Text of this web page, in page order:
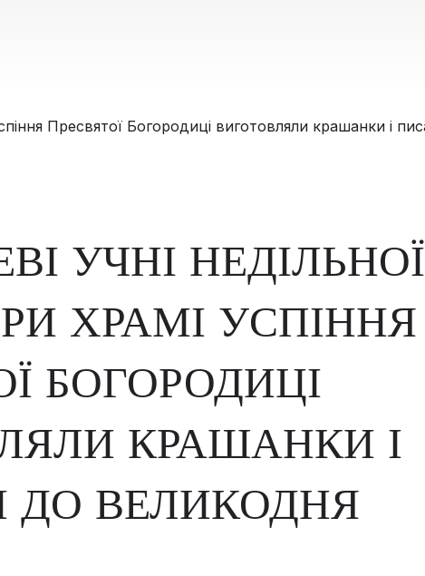
УЧНІ НЕДІЛЬНОЇ
ХРАМІ УСПІННЯ
БОГОРОДИЦІ
КРАШАНКИ І
ДО ВЕЛИКОДНЯ